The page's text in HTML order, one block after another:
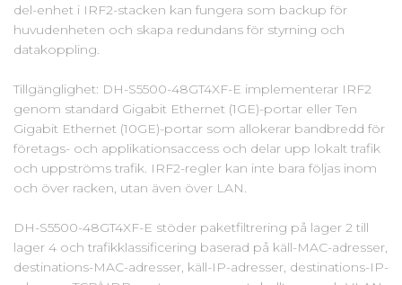
del-enhet i IRF2-stacken kan fungera som backup för
huvudenheten och skapa redundans för styrning och
datakoppling.
Tillgänglighet: DH-S5500-48GT4XF-E implementerar IRF2
genom standard Gigabit Ethernet (1GE)-portar eller Ten
Gigabit Ethernet (10GE)-portar som allokerar bandbredd för
företags- och applikationsaccess och delar upp lokalt trafik
och uppströms trafik. IRF2-regler kan inte bara följas inom
och över racken, utan även över LAN.
DH-S5500-48GT4XF-E stöder paketfiltrering på lager 2 till
lager 4 och trafikklassificering baserad på käll-MAC-adresser,
destinations-MAC-adresser, käll-IP-adresser, destinations-IP-